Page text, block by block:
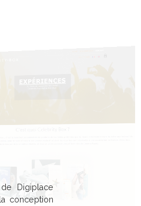
Digiplace
conception